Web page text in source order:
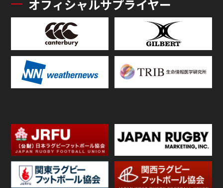
オフィシャルサプライヤー